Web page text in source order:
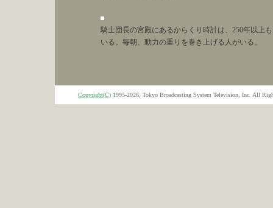
騎士団長の宮殿にあるからくり時計は、250年以上
いる。毎朝、動力の重りを巻き上げる人がいる。
Copyright(C) 1995-2026, Tokyo Broadcasting System Television, Inc. All